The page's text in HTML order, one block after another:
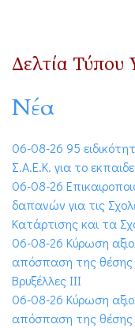
Δελτία
Νέα
06-08-26 95
Σ.Α.Ε.Κ. για το
06-08-26
δαπανών για τις
Κατάρτισης και τα
06-08-26 Κύρωση
απόσπαση της θέσης
Βρυξέλλες ΙΙΙ
06-08-26 Κύρωση
απόσπαση της